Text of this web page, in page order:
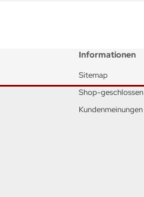
Informationen
Sitemap
Shop-geschlossen
Kundenmeinungen